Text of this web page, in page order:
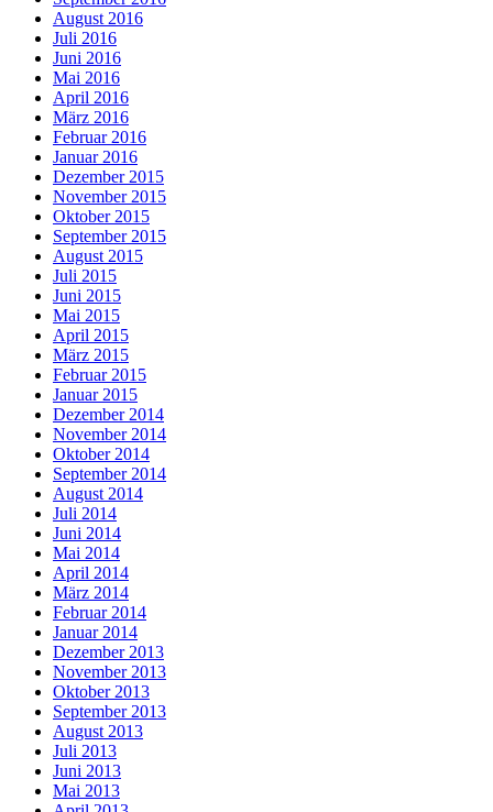
August 2016
Juli 2016
Juni 2016
Mai 2016
April 2016
März 2016
Februar 2016
Januar 2016
Dezember 2015
November 2015
Oktober 2015
September 2015
August 2015
Juli 2015
Juni 2015
Mai 2015
April 2015
März 2015
Februar 2015
Januar 2015
Dezember 2014
November 2014
Oktober 2014
September 2014
August 2014
Juli 2014
Juni 2014
Mai 2014
April 2014
März 2014
Februar 2014
Januar 2014
Dezember 2013
November 2013
Oktober 2013
September 2013
August 2013
Juli 2013
Juni 2013
Mai 2013